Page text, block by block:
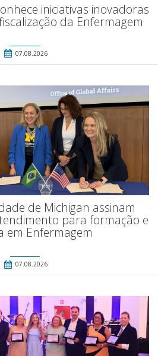
iniciativas inovadoras
da Enfermagem
07.08.2026
de Michigan assinam
para formação e
em Enfermagem
07.08.2026